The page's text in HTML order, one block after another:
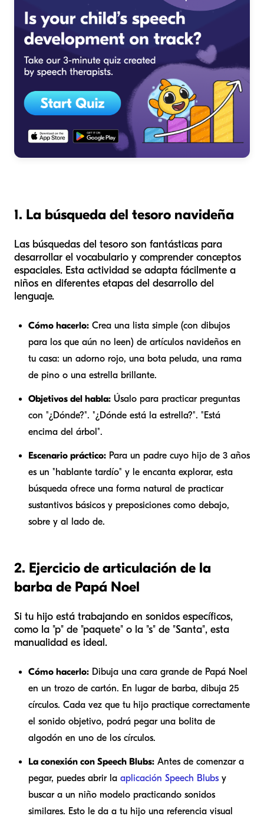
1. La búsqueda del tesoro navideña
Las búsquedas del tesoro son fantásticas para
desarrollar el vocabulario y comprender conceptos
espaciales. Esta actividad se adapta fácilmente a
niños en diferentes etapas del desarrollo del
lenguaje.
Cómo hacerlo: Crea una lista simple (con dibujos
para los que aún no leen) de artículos navideños en
tu casa: un adorno rojo, una bota peluda, una rama
de pino o una estrella brillante.
Objetivos del habla: Úsalo para practicar preguntas
con "¿Dónde?". "¿Dónde está la estrella?". "Está
encima del árbol".
Escenario práctico: Para un padre cuyo hijo de 3 años
es un "hablante tardío" y le encanta explorar, esta
búsqueda ofrece una forma natural de practicar
sustantivos básicos y preposiciones como debajo,
sobre y al lado de.
2. Ejercicio de articulación de la
barba de Papá Noel
Si tu hijo está trabajando en sonidos específicos,
como la "p" de "paquete" o la "s" de "Santa", esta
manualidad es ideal.
Cómo hacerlo: Dibuja una cara grande de Papá Noel
en un trozo de cartón. En lugar de barba, dibuja 25
círculos. Cada vez que tu hijo practique correctamente
el sonido objetivo, podrá pegar una bolita de
algodón en uno de los círculos.
La conexión con Speech Blubs: Antes de comenzar a
pegar, puedes abrir la aplicación Speech Blubs y
buscar a un niño modelo practicando sonidos
similares. Esto le da a tu hijo una referencia visual